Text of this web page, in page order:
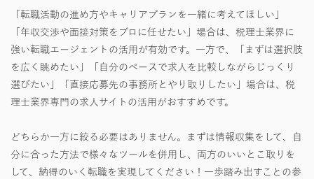
​「転職活動の進め方やキャリアプランを一緒に考えてほしい」
「年収交渉や面接対策をプロに任せたい」場合は、税理士業界に
強い転職エージェントの活用が有効です。​一方で、「まずは選択肢
を広く眺めたい」「自分のペースで求人を比較しながらじっくり
選びたい」「直接応募先の事務所とやり取りしたい」場合は、税
理士業界専門の求人サイトの活用がおすすめです。
どちらか一方に絞る必要はありません。まずは情報収集をして、自
分に合った方法で様々なツールを併用し、両方のいいとこ取りを
して、納得のいく転職を実現してください！一歩踏み出すことの参